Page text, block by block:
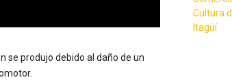
se produjo debido al daño de un